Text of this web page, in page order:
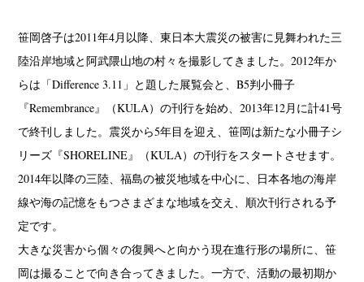
笹岡啓子は2011年4月以降、東日本大震災の被害に見舞われた三
陸沿岸地域と阿武隈山地の村々を撮影してきました。2012年か
らは「Difference 3.11」と題した展覧会と、B5判小冊子
『Remembrance』（KULA）の刊行を始め、2013年12月に計41号
で終刊しました。震災から5年目を迎え、笹岡は新たな小冊子シ
リーズ『SHORELINE』（KULA）の刊行をスタートさせます。
2014年以降の三陸、福島の被災地域を中心に、日本各地の海岸
線や海の記憶をもつさまざまな地域を交え、順次刊行される予
定です。
大きな災害から個々の復興へと向かう現在進行形の場所に、笹
岡は撮ることで向き合ってきました。一方で、活動の最初期か